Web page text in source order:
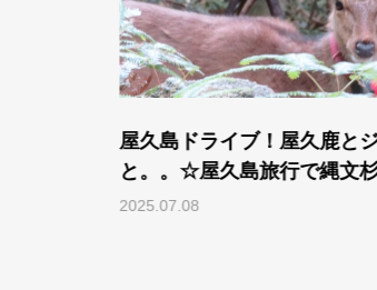
初めての縄文杉トレッ
で縄文杉トレッキング
三弾
2025.02.14